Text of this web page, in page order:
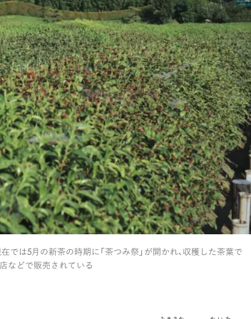
は5月の新茶の時期に「茶つみ祭」が開かれ、収穫した茶葉で
などで販売されている